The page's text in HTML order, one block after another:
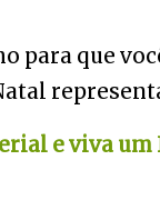
para que voc
e viva